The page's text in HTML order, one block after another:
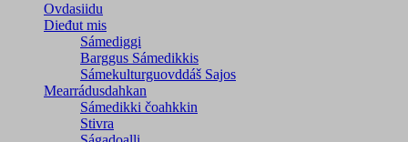
Ovdasiidu
Dieđut mis
Sámediggi
Barggus Sámedikkis
Sámekulturguovddáš Sajos
Mearrádusdahkan
Sámedikki čoahkkin
Stivra